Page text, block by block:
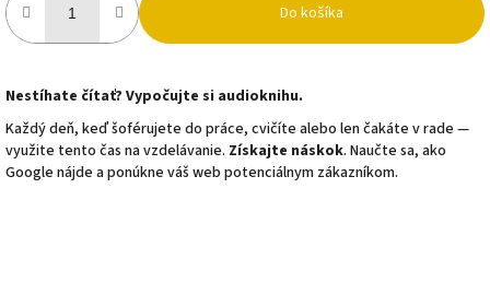
Do košíka
Nestíhate čítať? Vypočujte si audioknihu.
Každý deň, keď šoférujete do práce, cvičíte alebo len čakáte v rade —
využite tento čas na vzdelávanie. Získajte náskok. Naučte sa, ako
Google nájde a ponúkne váš web potenciálnym zákazníkom.